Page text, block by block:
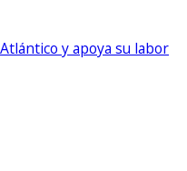
y apoya su labor